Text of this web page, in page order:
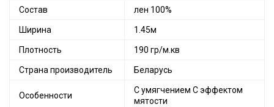
Состав лен 100%
Ширина 1.45м
Плотность 190 гр/м.кв
Страна производитель Беларусь
Особенности
С умягчением С эффектом
мятости